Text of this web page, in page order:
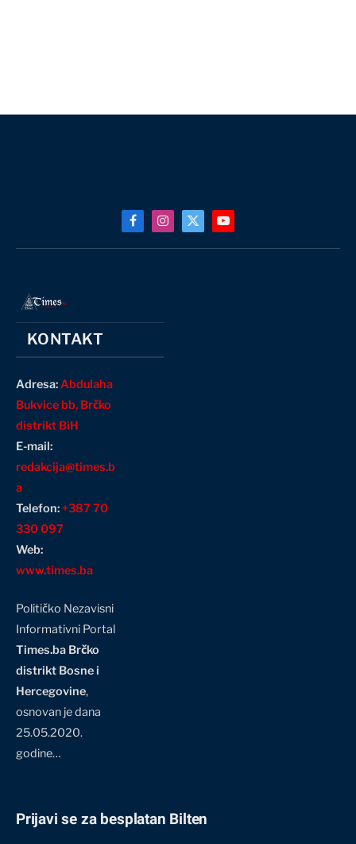
FacebookInstagram
X
YouTube
KONTAKT
Adresa:Abdulaha
Bukvice bb, Brčko
distrikt BiH
E-mail:
redakcija@times.b
a
Telefon:+387 70
330 097
Web:
www.times.ba
Političko Nezavisni
Informativni Portal
Times.ba Brčko
distrikt Bosne i
Hercegovine,
osnovan je dana
25.05.2020.
godine…
Prijavi se za besplatan Bilten